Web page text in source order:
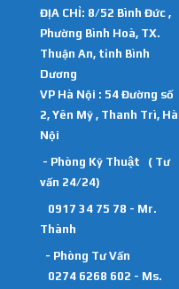
ĐỊA CHỈ: 8/52 Bình Đức ,
Phường Bình Hoà, TX.
Thuận An, tỉnh Bình
Dương
VP Hà Nội : 54 Đường số
2, Yên Mỹ , Thanh Trì, Hà
Nội
- Phòng Kỹ Thuật ( Tư
vấn 24/24)
0917 34 75 78 - Mr.
Thành
- Phòng Tư Vấn
0274 6268 602 - Ms.